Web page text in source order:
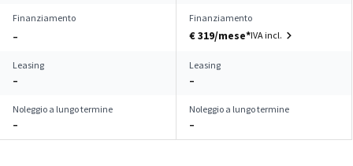
Finanziamento
–
Finanziamento
€ 319/mese*IVA incl.
Leasing
–
Leasing
–
Noleggio a lungo termine
–
Noleggio a lungo termine
–